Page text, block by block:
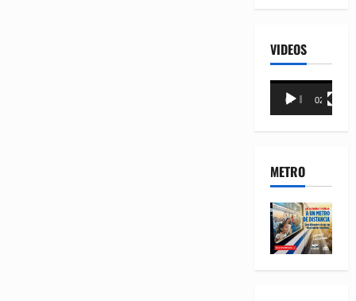
VIDEOS
Reproductor
00:00 02:18
METRO